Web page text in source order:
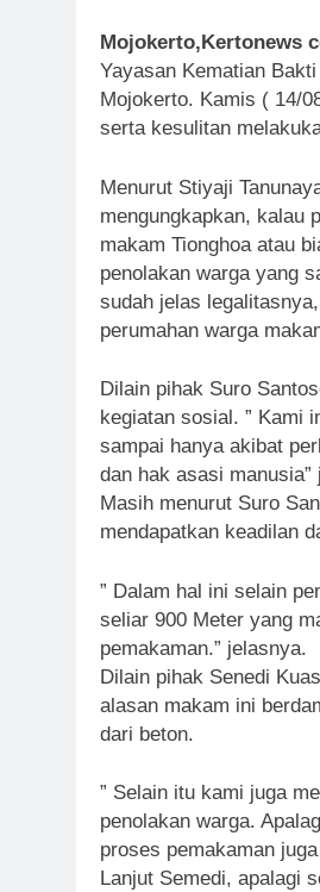
Mojokerto,Kertonews
Yayasan Kematian
Mojokerto. Kamis ( 14/
serta kesulitan
Menurut Stiyaji
mengungkapkan, kalau
makam Tionghoa atau
penolakan warga yang
sudah jelas
perumahan warga
Dilain pihak Suro
kegiatan sosial. ” Kami
sampai hanya akibat
dan hak asasi manusia”
Masih menurut Suro
mendapatkan keadilan
” Dalam hal ini selain
seliar 900 Meter yang
pemakaman.” jelasnya.
Dilain pihak Senedi
alasan makam ini
dari beton.
” Selain itu kami juga
penolakan warga.
proses pemakaman
Lanjut Semedi, apalagi